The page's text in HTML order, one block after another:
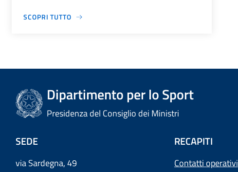
SCOPRI TUTTO
Dipartimento per lo Sport
Presidenza del Consiglio dei Ministri
SEDE
via Sardegna, 49
RECAPITI
Contatti operativi